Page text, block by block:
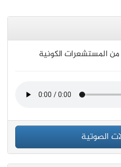
المستشعرات الكونية
الصوتية